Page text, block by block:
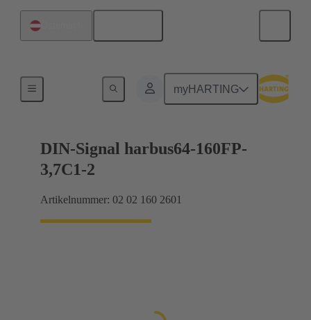
myHARTING
Motherboard-to-Daughtercard Verbindungen
DIN-Signal harbus64-160FP-
3,7C1-2
Artikelnummer: 02 02 160 2601